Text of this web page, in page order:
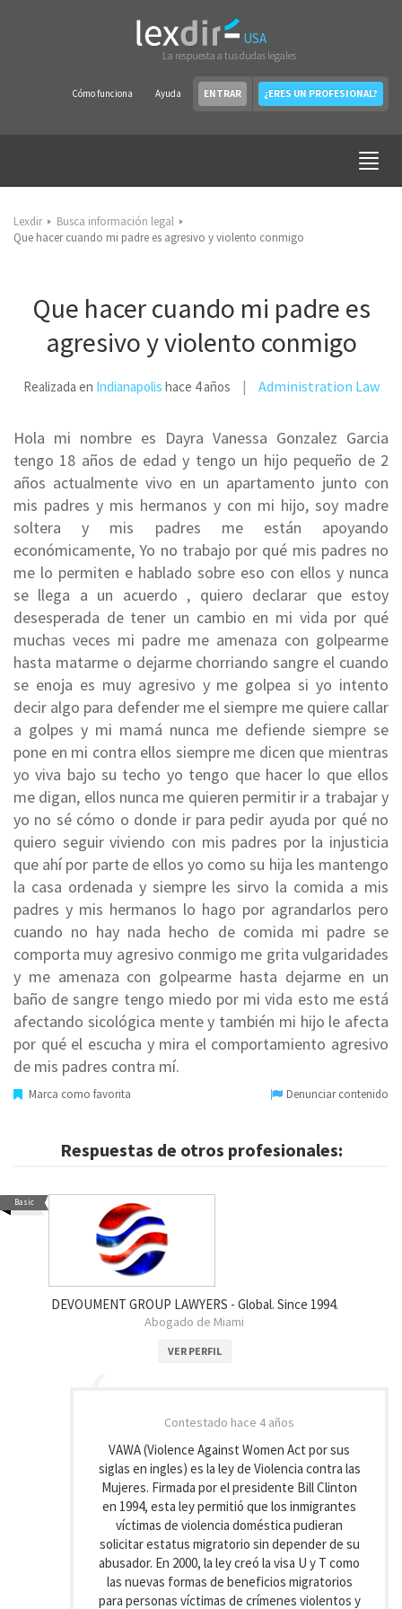
USA
La respuesta a tus dudas legales
Cómo funciona Ayuda ENTRAR ¿ERES UN PROFESIONAL?
Lexdir
Busca información legal
Que hacer cuando mi padre es agresivo y violento conmigo
Que hacer cuando mi padre es
agresivo y violento conmigo
Realizada en Indianapolis hace 4 años Administration Law
Hola mi nombre es Dayra Vanessa Gonzalez Garcia
tengo 18 años de edad y tengo un hijo pequeño de 2
años actualmente vivo en un apartamento junto con
mis padres y mis hermanos y con mi hijo, soy madre
soltera y mis padres me están apoyando
económicamente, Yo no trabajo por qué mis padres no
me lo permiten e hablado sobre eso con ellos y nunca
se llega a un acuerdo , quiero declarar que estoy
desesperada de tener un cambio en mi vida por qué
muchas veces mi padre me amenaza con golpearme
hasta matarme o dejarme chorriando sangre el cuando
se enoja es muy agresivo y me golpea si yo intento
decir algo para defender me el siempre me quiere callar
a golpes y mi mamá nunca me defiende siempre se
pone en mi contra ellos siempre me dicen que mientras
yo viva bajo su techo yo tengo que hacer lo que ellos
me digan, ellos nunca me quieren permitir ir a trabajar y
yo no sé cómo o donde ir para pedir ayuda por qué no
quiero seguir viviendo con mis padres por la injusticia
que ahí por parte de ellos yo como su hija les mantengo
la casa ordenada y siempre les sirvo la comida a mis
padres y mis hermanos lo hago por agrandarlos pero
cuando no hay nada hecho de comida mi padre se
comporta muy agresivo conmigo me grita vulgaridades
y me amenaza con golpearme hasta dejarme en un
baño de sangre tengo miedo por mi vida esto me está
afectando sicológica mente y también mi hijo le afecta
por qué el escucha y mira el comportamiento agresivo
de mis padres contra mí.
Marca como favorita Denunciar contenido
Respuestas de otros profesionales:
Basic
DEVOUMENT GROUP LAWYERS - Global. Since 1994.
Abogado de Miami
VER PERFIL
Contestado hace 4 años
VAWA (Violence Against Women Act por sus
siglas en ingles) es la ley de Violencia contra las
Mujeres. Firmada por el presidente Bill Clinton
en 1994, esta ley permitió que los inmigrantes
víctimas de violencia doméstica pudieran
solicitar estatus migratorio sin depender de su
abusador. En 2000, la ley creó la visa U y T como
las nuevas formas de beneficios migratorios
para personas víctimas de crímenes violentos y